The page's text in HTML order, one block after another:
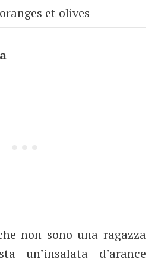
et olives
non sono una ragazza
un’insalata d’arance